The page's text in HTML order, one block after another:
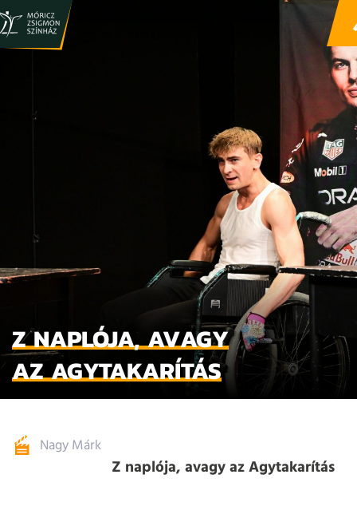
Z NAPLÓJA, AVAGY
AZ AGYTAKARÍTÁS
Nagy Márk
Z naplója, avagy az Agytakarítás